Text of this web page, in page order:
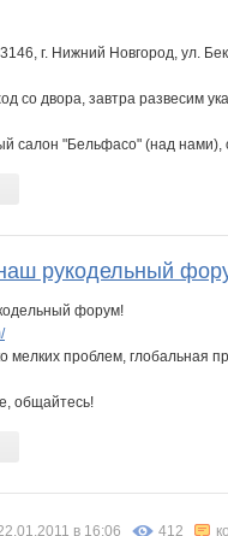
г. Нижний Новгород, ул.
со двора, завтра развесим
салон "Бельфасо" (над нами),
рукодельный
форум!
мелких проблем, глобальная
общайтесь!
в 16:06 412